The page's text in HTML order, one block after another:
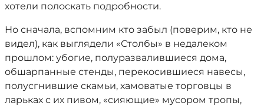
хотели полоскать подробности.
Но сначала, вспомним кто забыл (поверим, кто не
видел), как выглядели «Столбы» в недалеком
прошлом: убогие, полуразвалившиеся дома,
обшарпанные стенды, перекосившиеся навесы,
полусгнившие скамьи, хамоватые торговцы в
ларьках с их пивом, «сияющие» мусором тропы,